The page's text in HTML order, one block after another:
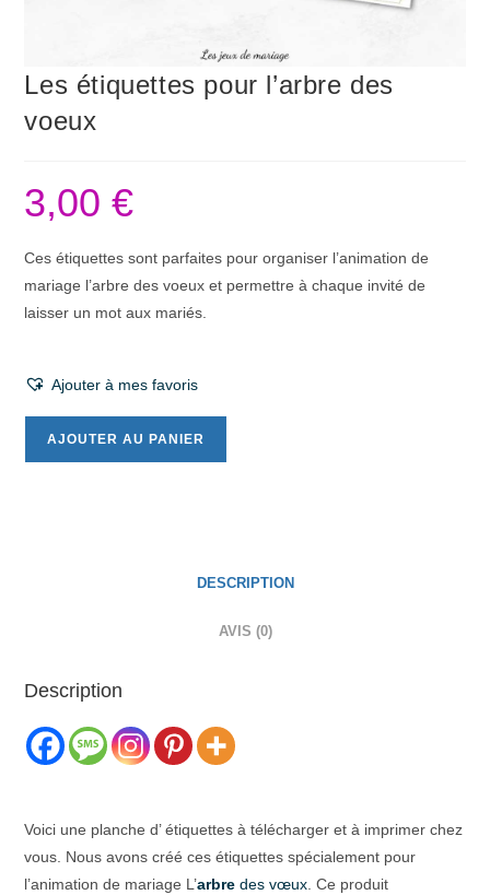
Les étiquettes pour l’arbre des
voeux
3,00€
Ces étiquettes sont parfaites pour organiser l’animation de
mariage l’arbre des voeux et permettre à chaque invité de
laisser un mot aux mariés.
Ajouter à mes favoris
AJOUTER AU PANIER
DESCRIPTION
AVIS (0)
Description
Voici une planche d’ étiquettes à télécharger et à imprimer chez
vous. Nous avons créé ces étiquettes spécialement pour
l’animation de mariage L’arbre des vœux . Ce produit